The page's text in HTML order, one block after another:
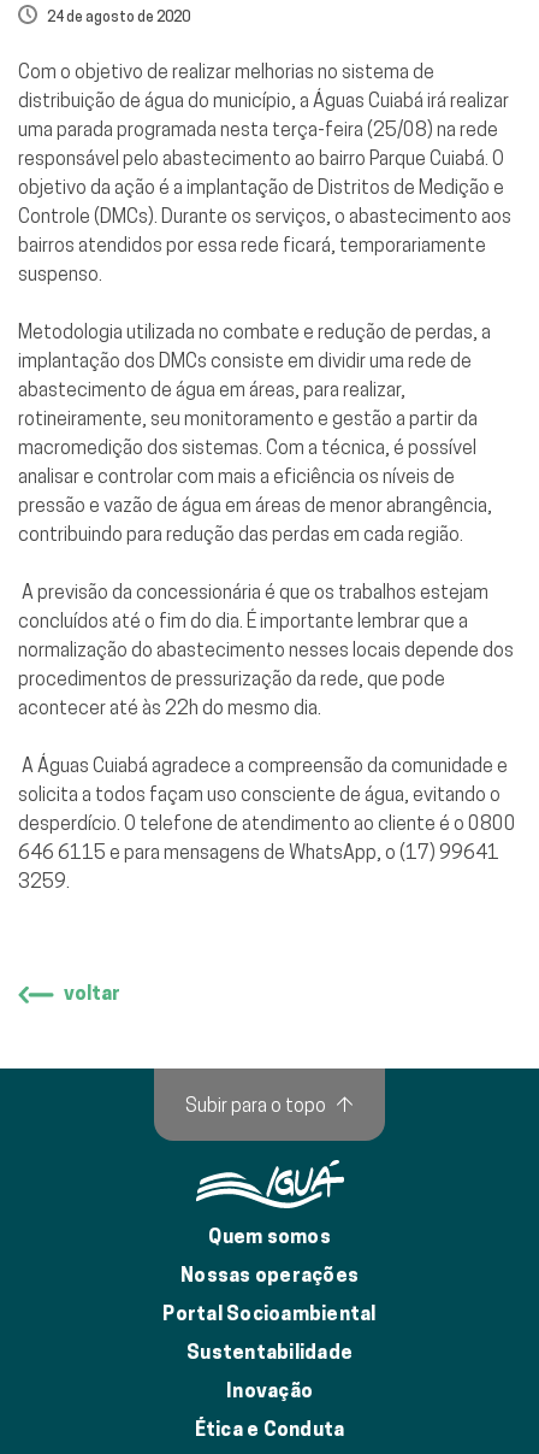
24 de agosto de 2020
Com o objetivo de realizar melhorias no sistema de
distribuição de água do município, a Águas Cuiabá irá realizar
uma parada programada nesta terça-feira (25/08) na rede
responsável pelo abastecimento ao bairro Parque Cuiabá. O
objetivo da ação é a implantação de Distritos de Medição e
Controle (DMCs). Durante os serviços, o abastecimento aos
bairros atendidos por essa rede ficará, temporariamente
suspenso.
Metodologia utilizada no combate e redução de perdas, a
implantação dos DMCs consiste em dividir uma rede de
abastecimento de água em áreas, para realizar,
rotineiramente, seu monitoramento e gestão a partir da
macromedição dos sistemas. Com a técnica, é possível
analisar e controlar com mais a eficiência os níveis de
pressão e vazão de água em áreas de menor abrangência,
contribuindo para redução das perdas em cada região.
A previsão da concessionária é que os trabalhos estejam
concluídos até o fim do dia. É importante lembrar que a
normalização do abastecimento nesses locais depende dos
procedimentos de pressurização da rede, que pode
acontecer até às 22h do mesmo dia.
A Águas Cuiabá agradece a compreensão da comunidade e
solicita a todos façam uso consciente de água, evitando o
desperdício. O telefone de atendimento ao cliente é o 0800
646 6115 e para mensagens de WhatsApp, o (17) 99641
3259.
voltar
Quem somos
Nossas operações
Portal Socioambiental
Sustentabilidade
Inovação
Ética e Conduta
Subir para o topo ↑